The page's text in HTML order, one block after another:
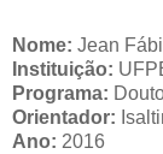
Nome: Jean
Instituição:
Programa:
Orientador:
Ano: 2016